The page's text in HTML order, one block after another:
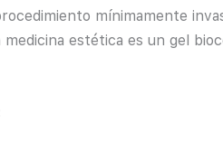
mínimamente
estética es un gel